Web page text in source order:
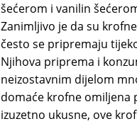
šećerom i vanilin
Zanimljivo je da su
često se pripremaju
Njihova priprema i
neizostavnim dijelom
domaće krofne omiljena
izuzetno ukusne, ove